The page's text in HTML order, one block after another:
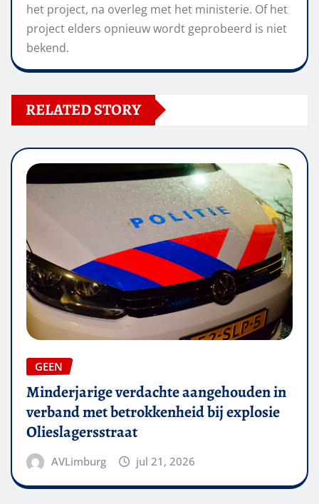
het project, na overleg met het ministerie. Of het
project elders opnieuw wordt geprobeerd is niet
bekend.
RELATED STORY
GEEN
Minderjarige verdachte aangehouden in
verband met betrokkenheid bij explosie
Olieslagersstraat
AVLimburg jul 21, 2026